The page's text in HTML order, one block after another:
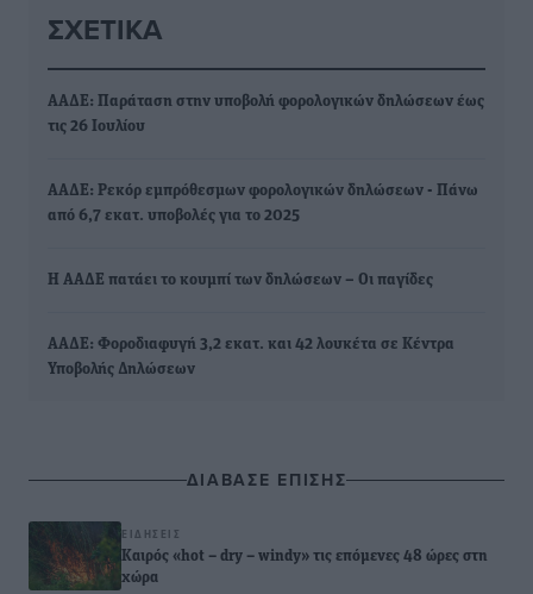
ΣΧΕΤΙΚΆ
ΑΑΔΕ: Παράταση στην υποβολή φορολογικών δηλώσεων έως
τις 26 Ιουλίου
ΑΑΔΕ: Ρεκόρ εμπρόθεσμων φορολογικών δηλώσεων - Πάνω
από 6,7 εκατ. υποβολές για το 2025
H ΑΑΔΕ πατάει το κουμπί των δηλώσεων – Οι παγίδες
ΑΑΔΕ: Φοροδιαφυγή 3,2 εκατ. και 42 λουκέτα σε Κέντρα
Υποβολής Δηλώσεων
ΔΙΑΒΑΣΕ ΕΠΙΣΗΣ
ΕΙΔΉΣΕΙΣ
Καιρός «hot – dry – windy» τις επόμενες 48 ώρες στη
χώρα